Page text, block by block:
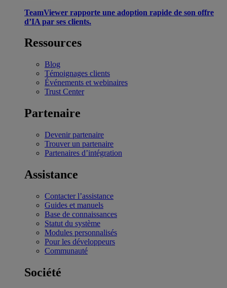
TeamViewer rapporte une adoption rapide de son offre
d’IA par ses clients.
Ressources
Blog
Témoignages clients
Événements et webinaires
Trust Center
Partenaire
Devenir partenaire
Trouver un partenaire
Partenaires d’intégration
Assistance
Contacter l’assistance
Guides et manuels
Base de connaissances
Statut du système
Modules personnalisés
Pour les développeurs
Communauté
Société